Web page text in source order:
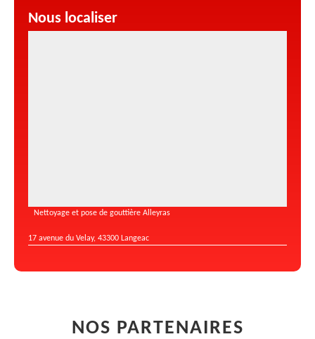
Nous localiser
Nettoyage et pose de gouttière Alleyras
17 avenue du Velay, 43300 Langeac
NOS PARTENAIRES